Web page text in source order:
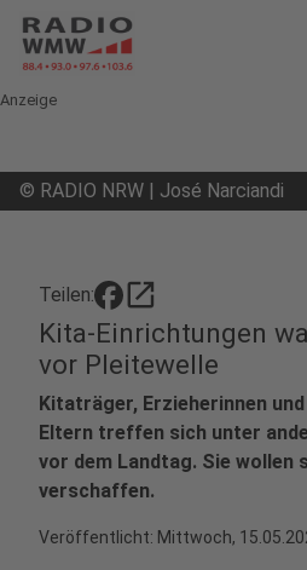
Anzeige
© RADIO NRW | José Narciandi
Teilen: open_in_new
Kita-Einrichtungen
vor Pleitewelle
Kitaträger, Erzieherinnen
Eltern treffen sich unter
vor dem Landtag. Sie wollen
verschaffen.
Veröffentlicht: Mittwoch,